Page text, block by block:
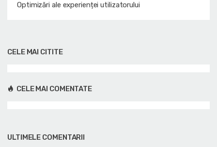
Optimizări ale experienței utilizatorului
CELE MAI CITITE
CELE MAI COMENTATE
ULTIMELE COMENTARII